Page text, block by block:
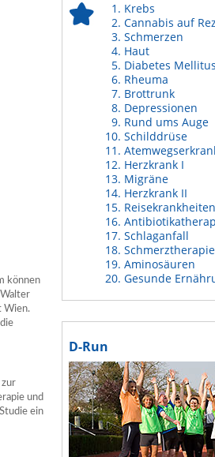
können
Wien.
zur
und
ein
Krebs
Cannabis auf
Schmerzen
Haut
Diabetes Mellitus
Rheuma
Brottrunk
Depressionen
Rund ums Auge
Schilddrüse
Herzkrank I
Migräne
Herzkrank II
Reisekrankheiten
Schlaganfall
Schmerztherapie
Aminosäuren
Gesunde
D-Run